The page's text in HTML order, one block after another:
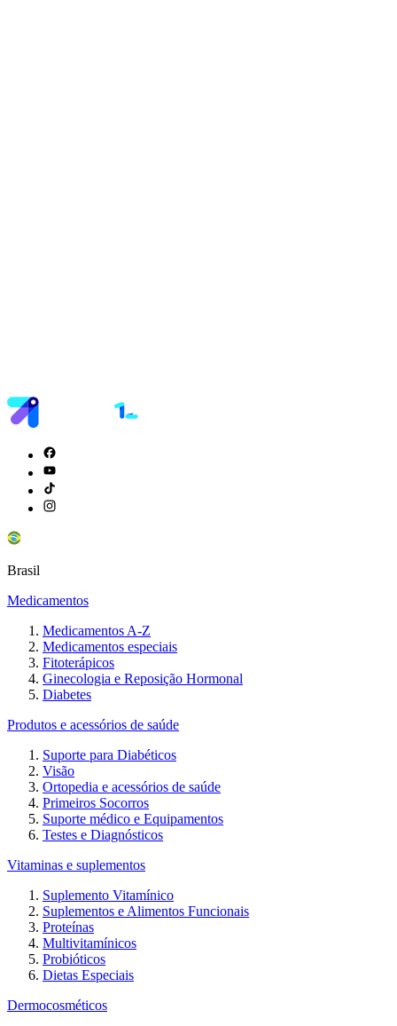
Brasil
Medicamentos
Medicamentos A-Z
Medicamentos especiais
Fitoterápicos
Ginecologia e Reposição Hormonal
Diabetes
Produtos e acessórios de saúde
Suporte para Diabéticos
Visão
Ortopedia e acessórios de saúde
Primeiros Socorros
Suporte médico e Equipamentos
Testes e Diagnósticos
Vitaminas e suplementos
Suplemento Vitamínico
Suplementos e Alimentos Funcionais
Proteínas
Multivitamínicos
Probióticos
Dietas Especiais
Dermocosméticos